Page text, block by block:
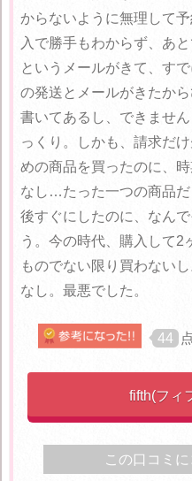
からないように無理して
入で勝手もわからず、あ
というメールがきて、す
の発送とメールがきたか
書いてあるし、できませ
っくり。しかも、請求だ
めの商品を買ったのに、
なし…たった一つの商品
後すぐにしたのに、なん
う。今の時代、購入して2
ものでない限り買わない
なし。最悪でした。
44
fifth(フィ
この口コミ